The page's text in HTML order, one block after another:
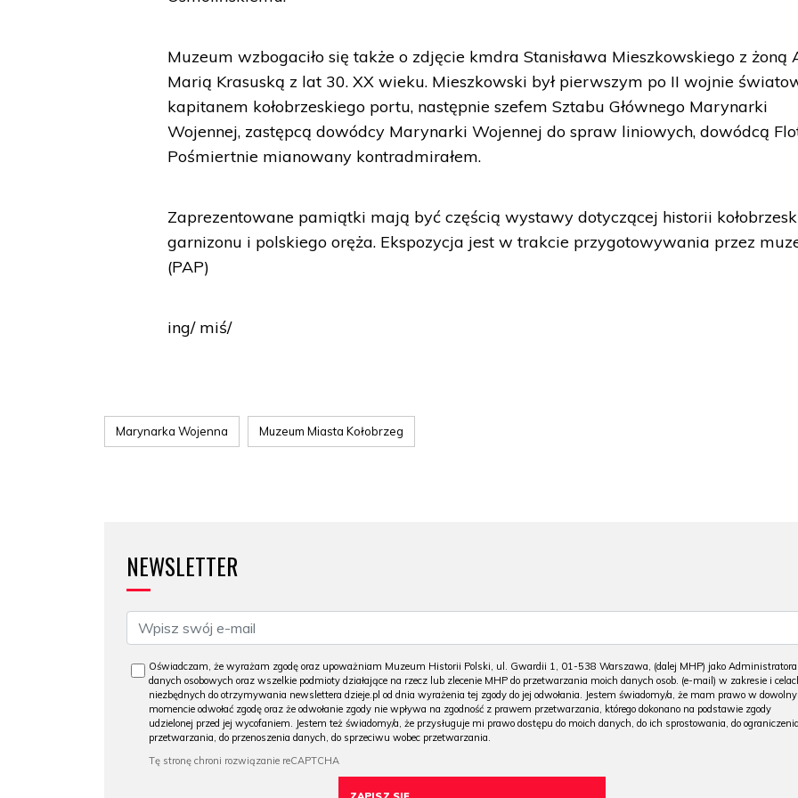
Muzeum wzbogaciło się także o zdjęcie kmdra Stanisława Mieszkowskiego z żoną
Marią Krasuską z lat 30. XX wieku. Mieszkowski był pierwszym po II wojnie
kapitanem kołobrzeskiego portu, następnie szefem Sztabu Głównego Marynarki
Wojennej, zastępcą dowódcy Marynarki Wojennej do spraw liniowych, dowódcą
Pośmiertnie mianowany kontradmirałem.
Zaprezentowane pamiątki mają być częścią wystawy dotyczącej historii
garnizonu i polskiego oręża. Ekspozycja jest w trakcie przygotowywania przez
(PAP)
ing/ miś/
Marynarka Wojenna Muzeum Miasta Kołobrzeg
NEWSLETTER
Oświadczam, że wyrażam zgodę oraz upoważniam Muzeum Historii Polski, ul. Gwardii 1, 01-538 Warszawa, (dalej MHP) jako Administratora
danych osobowych oraz wszelkie podmioty działające na rzecz lub zlecenie MHP do przetwarzania moich danych osob. (e-mail) w zakresie i
niezbędnych do otrzymywania newslettera dzieje.pl od dnia wyrażenia tej zgody do jej odwołania. Jestem świadomy/a, że mam prawo w
momencie odwołać zgodę oraz że odwołanie zgody nie wpływa na zgodność z prawem przetwarzania, którego dokonano na podstawie zgody
udzielonej przed jej wycofaniem. Jestem też świadomy/a, że przysługuje mi prawo dostępu do moich danych, do ich sprostowania, do ograniczenia
przetwarzania, do przenoszenia danych, do sprzeciwu wobec przetwarzania.